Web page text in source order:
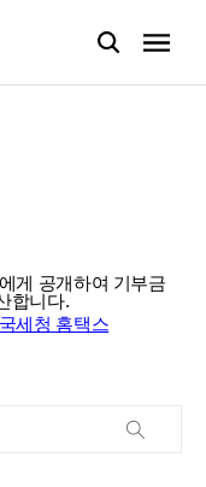
게 공개하여 기부금
합니다.
국세청 홈택스